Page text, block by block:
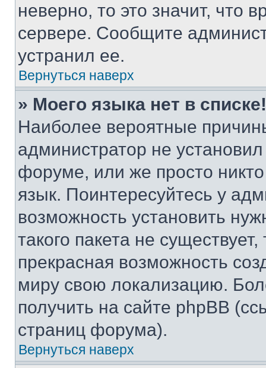
неверно, то это значит, что
сервере. Сообщите
устранил ее.
Вернуться наверх
» Моего языка нет в списке!
Наиболее вероятные
администратор не
форуме, или же просто
язык. Поинтересуйтесь у
возможность установить
такого пакета не
прекрасная возможность
миру свою локализацию.
получить на сайте phpBB
страниц форума).
Вернуться наверх